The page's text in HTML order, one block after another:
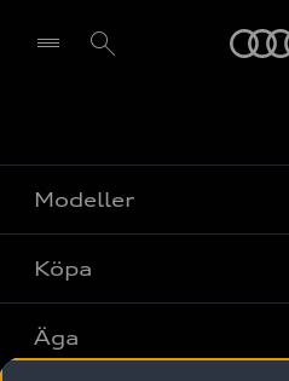
Modeller
Alla modeller
Elbilar
Köpa
Privaterbjudanden
Äga